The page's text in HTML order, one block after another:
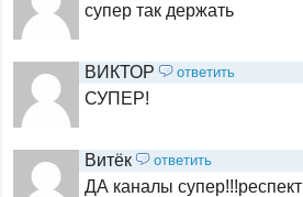
супер так держать
ВИКТОР ответить
СУПЕР!
Витёк ответить
ДА каналы супер!!!респект